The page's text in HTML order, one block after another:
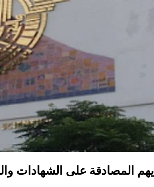
المصادقة على الشهادات